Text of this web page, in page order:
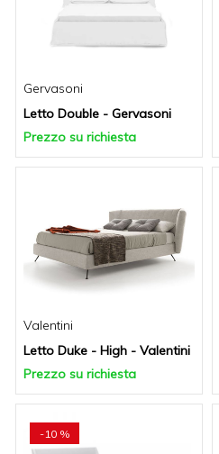
Gervasoni
Letto Double - Gervasoni
Prezzo su richiesta
Valentini
Letto Duke - High - Valentini
Prezzo su richiesta
-10 %